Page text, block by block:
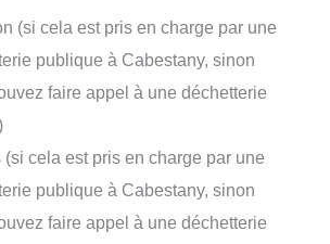
(si cela est pris en charge par une
publique à Cabestany, sinon
faire appel à une déchetterie
(si cela est pris en charge par une
publique à Cabestany, sinon
faire appel à une déchetterie